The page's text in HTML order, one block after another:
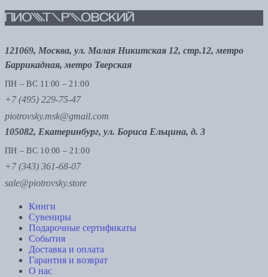
121069, Москва, ул. Малая Никитская 12, стр.12, метро
Баррикадная, метро Тверская
ПН – ВС 11:00 – 21:00
+7 (495) 229-75-47
piotrovsky.msk@gmail.com
105082, Екатеринбург, ул. Бориса Ельцина, д. 3
ПН – ВС 10:00 – 21:00
+7 (343) 361-68-07
sale@piotrovsky.store
Книги
Сувениры
Подарочные сертификаты
События
Доставка и оплата
Гарантия и возврат
О нас